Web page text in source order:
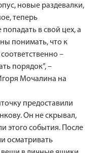
новые раздевалки,
теперь
в свой цех, а
понимать, что к
–
порядок”, –
Мочалина на
предоставили
Он не скрывал,
этого события. После
осматривать